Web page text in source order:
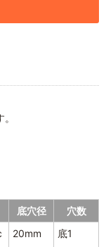
底穴径
穴数
20mm 底1